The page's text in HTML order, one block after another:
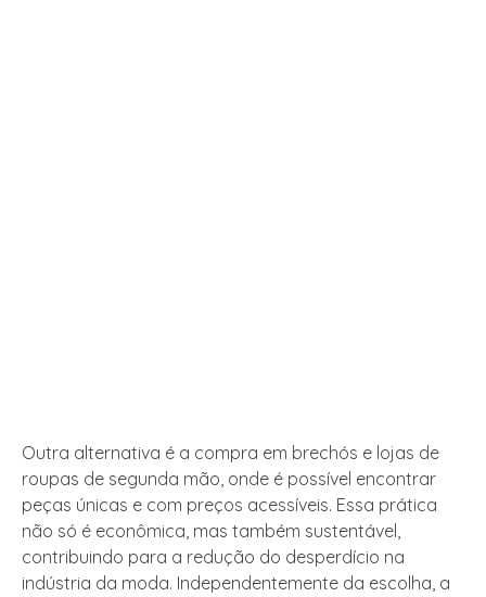
Outra alternativa é a compra em brechós e lojas de
roupas de segunda mão, onde é possível encontrar
peças únicas e com preços acessíveis. Essa prática
não só é econômica, mas também sustentável,
contribuindo para a redução do desperdício na
indústria da moda. Independentemente da escolha, a